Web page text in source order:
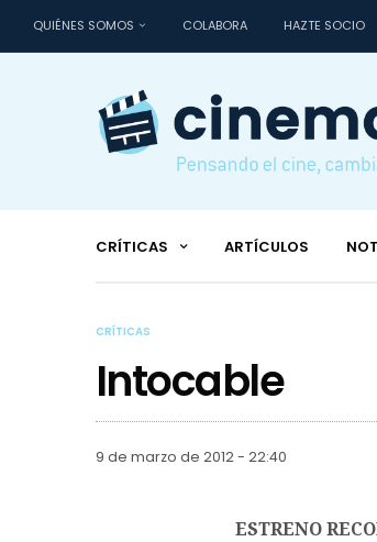
QUIÉNES SOMOS COLABORA HAZTE SOCIO
CRÍTICAS ARTÍCULOS
CRÍTICAS
Intocable
9 de marzo de 2012 - 22:40
ESTRENO